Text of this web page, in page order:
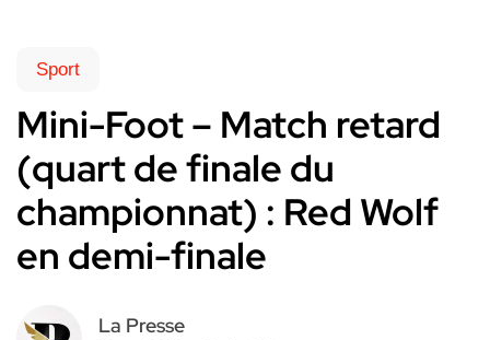
Sport
Mini-Foot – Match retard
(quart de finale du
championnat) : Red Wolf
en demi-finale
La Presse